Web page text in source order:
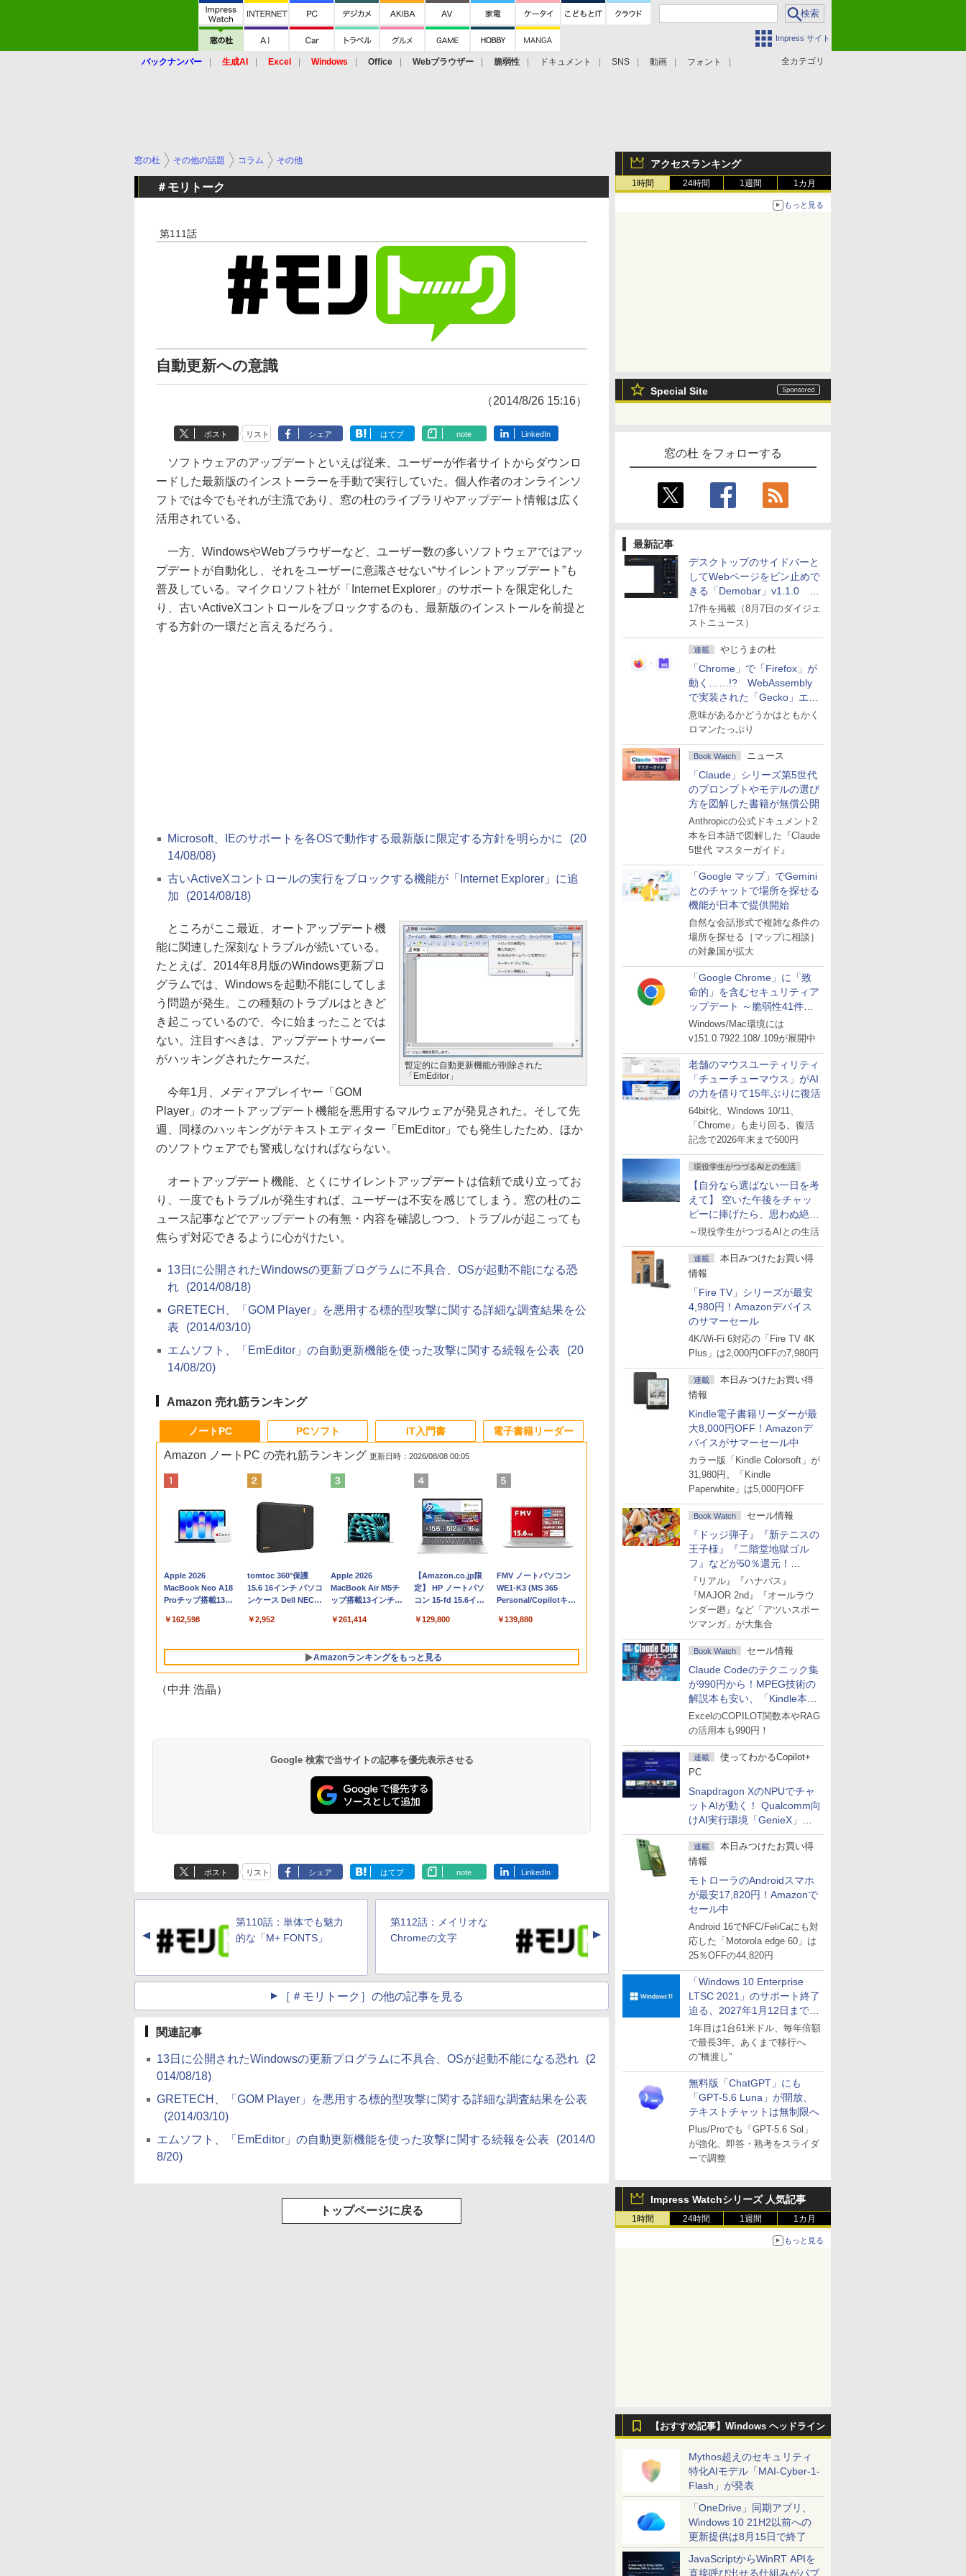
Impress サイト
全カテゴリ
バックナンバー 生成AI Excel Windows Office Webブラウザー 脆弱性 ドキュメント SNS 動画 フォント
アクセスランキング
1時間 24時間 1週間 1カ月
もっと見る
Special Site
窓の杜 をフォローする
最新記事
デスクトップのサイドバーと
してWebページをピン止めで
きる「Demobar」v1.1.0 ほ
か
17件を掲載（8月7日のダイジェ
ストニュース）
連載 やじうまの杜
「Chrome」で「Firefox」が
動く……!? WebAssembly
で実装された「Gecko」エン
ジン
意味があるかどうかはともかく
ロマンたっぷり
Book Watch ニュース
「Claude」シリーズ第5世代
のプロンプトやモデルの選び
方を図解した書籍が無償公開
Anthropicの公式ドキュメント2
本を日本語で図解した『Claude
5世代 マスターガイド』
「Google マップ」でGemini
とのチャットで場所を探せる
機能が日本で提供開始
自然な会話形式で複雑な条件の
場所を探せる［マップに相談］
の対象国が拡大
「Google Chrome」に「致
命的」を含むセキュリティア
ップデート ～脆弱性41件に
対処
Windows/Mac環境には
v151.0.7922.108/.109が展開中
老舗のマウスユーティリティ
「チューチューマウス」がAI
の力を借りて15年ぶりに復活
64bit化、Windows 10/11、
「Chrome」も走り回る。復活
記念で2026年末まで500円
現役学生がつづるAIとの生活
【自分なら選ばない一日を考
えて】 空いた午後をチャッ
ピーに捧げたら、思わぬ絶景
に出会った話
～現役学生がつづるAIとの生活
連載
本日みつけたお買い得
情報
「Fire TV」シリーズが最安
4,980円！Amazonデバイス
のサマーセール
4K/Wi-Fi 6対応の「Fire TV 4K
Plus」は2,000円OFFの7,980円
連載
本日みつけたお買い得
情報
Kindle電子書籍リーダーが最
大8,000円OFF！Amazonデ
バイスがサマーセール中
カラー版「Kindle Colorsoft」が
31,980円。「Kindle
Paperwhite」は5,000円OFF
Book Watch セール情報
『ドッジ弾子』『新テニスの
王子様』『二階堂地獄ゴル
フ』などが50％還元！
Amazonマンガ週末セール
『リアル』『ハナバス』
『MAJOR 2nd』『オールラウ
ンダー廻』など「アツいスポー
ツマンガ」が大集合
Book Watch セール情報
Claude Codeのテクニック集
が990円から！MPEG技術の
解説本も安い、「Kindle本サ
マーセール」第2弾開始！
ExcelのCOPILOT関数本やRAG
の活用本も990円！
連載
使ってわかるCopilot+
PC
Snapdragon XのNPUでチャ
ットAIが動く！ Qualcomm向
けAI実行環境「GenieX」を
試してみた
連載
本日みつけたお買い得
情報
モトローラのAndroidスマホ
が最安17,820円！Amazonで
セール中
Android 16でNFC/FeliCaにも対
応した「Motorola edge 60」は
25％OFFの44,820円
「Windows 10 Enterprise
LTSC 2021」のサポート終了
迫る、2027年1月12日まで
～ESUは9月1日から販売
1年目は1台61米ドル、毎年倍額
で最長3年。あくまで移行へ
の“橋渡し”
無料版「ChatGPT」にも
「GPT-5.6 Luna」が開放、
テキストチャットは無制限へ
Plus/Proでも「GPT-5.6 Sol」
が強化、即答・熟考をスライダ
ーで調整
Impress Watchシリーズ 人気記事
1時間 24時間 1週間 1カ月
もっと見る
【おすすめ記事】Windows ヘッドライン
Mythos超えのセキュリティ
特化AIモデル「MAI-Cyber-1-
Flash」が発表
「OneDrive」同期アプリ、
Windows 10 21H2以前への
更新提供は8月15日で終了
JavaScriptからWinRT APIを
直接呼び出せる仕組みがパブ
窓の杜 その他の話題 コラム その他
＃モリトーク
第111話
自動更新への意識
（2014/8/26 15:16）
ポスト リスト シェア はてブ note LinkedIn
ソフトウェアのアップデートといえば従来、ユーザーが作者サイトからダウンロ
ードした最新版のインストーラーを手動で実行していた。個人作者のオンラインソ
フトでは今でもそれが主流であり、窓の杜のライブラリやアップデート情報は広く
活用されている。
一方、WindowsやWebブラウザーなど、ユーザー数の多いソフトウェアではアッ
プデートが自動化し、それをユーザーに意識させない“サイレントアップデート”も
普及している。マイクロソフト社が「Internet Explorer」のサポートを限定化した
り、古いActiveXコントロールをブロックするのも、最新版のインストールを前提と
する方針の一環だと言えるだろう。
Microsoft、IEのサポートを各OSで動作する最新版に限定する方針を明らかに
(20
14/08/08)
古いActiveXコントロールの実行をブロックする機能が「Internet Explorer」に追
加
(2014/08/18)
暫定的に自動更新機能が削除された
「EmEditor」
ところがここ最近、オートアップデート機
能に関連した深刻なトラブルが続いている。
たとえば、2014年8月版のWindows更新プロ
グラムでは、Windowsを起動不能にしてしま
う問題が発生。この種類のトラブルはときど
き起こっているので、今に始まったことでは
ない。注目すべきは、アップデートサーバー
がハッキングされたケースだ。
今年1月、メディアプレイヤー「GOM
Player」のオートアップデート機能を悪用するマルウェアが発見された。そして先
週、同様のハッキングがテキストエディター「EmEditor」でも発生したため、ほか
のソフトウェアでも警戒しなければならない。
オートアップデート機能、とくにサイレントアップデートは信頼で成り立ってお
り、一度でもトラブルが発生すれば、ユーザーは不安を感じてしまう。窓の杜のニ
ュース記事などでアップデートの有無・内容を確認しつつ、トラブルが起こっても
焦らず対応できるように心がけたい。
13日に公開されたWindowsの更新プログラムに不具合、OSが起動不能になる恐
れ
(2014/08/18)
GRETECH、「GOM Player」を悪用する標的型攻撃に関する詳細な調査結果を公
表
(2014/03/10)
エムソフト、「EmEditor」の自動更新機能を使った攻撃に関する続報を公表
(20
14/08/20)
Amazon 売れ筋ランキング
ノートPC
Amazon ノートPC の売れ筋ランキング 更新日時：2026/08/08 00:05
Apple 2026
MacBook Neo A18
Proチップ搭載13イ
AIとApple
Retinaディスプレ
512GB SSD、1080p
FaceTime HDカメ
ラ、Touch ID - イン
￥162,598
tomtoc 360°保護
15.6 16インチ パソコ
ンケース Dell NEC
dynabook Lenovo
￥2,952
Apple 2026
MacBook Air M5チ
ップ搭載13インチノ
Apple Intelligence、
Retinaディスプレ
イ、16GBユニファイ
ドメモリ、1TB SSD
￥261,414
【Amazon.co.jp限
定】 HP ノートパソ
コン 15-fd 15.6イン
512GB SSD インテ
￥129,800
FMV ノートパソコン
WE1-K3 (MS 365
Personal/Copilotキー
型/Core i5/16GB/SSD
FMVWK3E15W_AZ
￥139,880
Amazonランキングをもっと見る
PCソフト
ブロックス | オンラ
インコード版
Robloxギフトカード
ブロックス |オンライ
ンコード版
Microsoft Office
10/mac対応|PC2台
Robloxギフトカード
ロブロックス | オン
ラインコード版
IT入門書
AIイラスト表現辞典:
Labo)
ClaudeCode いちば
もコンテンツ作成に
もKindle出版にも！
のAIコーディング入
門シリーズ
1冊ですべて身につく
レータ紹介
電子書籍リーダー
テリー、広告なし、
ブラック
Amazon Kindle - 目
チディスプレイ電子
書籍リーダー、ブラ
Kindle Paperwhite
調節ライト、12週間
持続バッテリー、広
Amazon Kindle
ト、最大8週間持続バ
ッテリー、広告無
明るさ自動調整、色調
調節ライト、プレミア
（中井 浩晶）
Google 検索で当サイトの記事を優先表示させる
ポスト リスト シェア はてブ note LinkedIn
▲
第110話：単体でも魅力
的な「M+ FONTS」
第112話：メイリオな
Chromeの文字
▲
［＃モリトーク］の他の記事を見る
関連記事
13日に公開されたWindowsの更新プログラムに不具合、OSが起動不能になる恐れ
(2
014/08/18)
GRETECH、「GOM Player」を悪用する標的型攻撃に関する詳細な調査結果を公表
(2014/03/10)
エムソフト、「EmEditor」の自動更新機能を使った攻撃に関する続報を公表
(2014/0
8/20)
トップページに戻る